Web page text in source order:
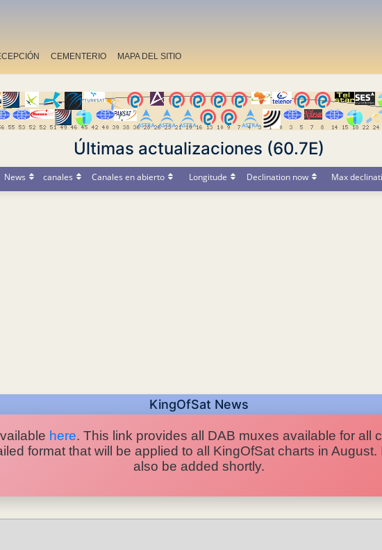
CEMENTERIO MAPA DEL SITIO
Últimas actualizaciones (60.7E)
News canales Canales en abierto Longitude Declination now Max
KingOfSat News
here. This link provides all DAB muxes available for all
format that will be applied to all KingOfSat charts in August.
also be added shortly.